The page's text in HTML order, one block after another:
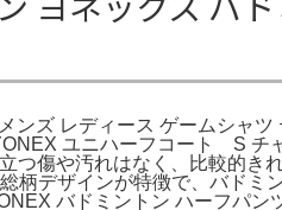
ンズ レディース ゲームシャツ
ユニハーフコート S チ
つ傷や汚れはなく、比較的き
柄デザインが特徴で、バドミ
バドミントン ハーフパン